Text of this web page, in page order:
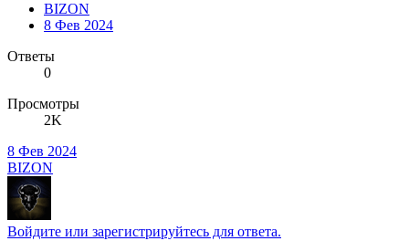
BIZON
8 Фев 2024
Ответы
0
Просмотры
2K
8 Фев 2024
BIZON
Войдите или зарегистрируйтесь для ответа.